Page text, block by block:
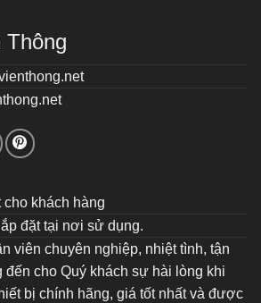
Thông
cho khách hàng
đặt tại nơi sử dụng.
viên chuyên nghiệp, nhiệt tình, tận
đến cho Quý khách sự hài lòng khi
bị chính hãng, giá tốt nhất và được